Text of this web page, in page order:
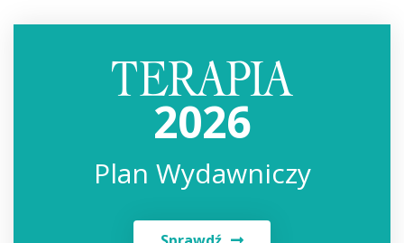
2026
Plan Wydawniczy